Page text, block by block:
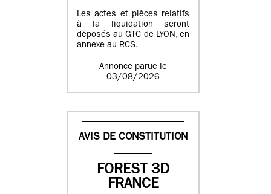
Les actes et pièces relatifs
à la liquidation seront
déposés au GTC de LYON, en
annexe au RCS.
Annonce parue le
03/08/2026
AVIS DE CONSTITUTION
FOREST 3D
FRANCE